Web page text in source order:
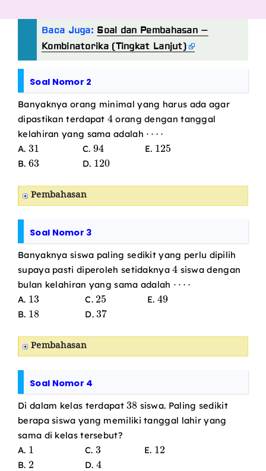
Baca Juga: Soal dan Pembahasan –
Kombinatorika (Tingkat Lanjut)
Soal Nomor 2
Banyaknya orang minimal yang harus ada agar
dipastikan terdapat
4
orang dengan tanggal
kelahiran yang sama adalah
⋯⋅
A.
31
C.
94
E.
125
B.
63
D.
120
Pembahasan
Soal Nomor 3
Banyaknya siswa paling sedikit yang perlu dipilih
supaya pasti diperoleh setidaknya
4
siswa dengan
bulan kelahiran yang sama adalah
⋯⋅
A.
13
C.
25
E.
49
B.
18
D.
37
Pembahasan
Soal Nomor 4
Di dalam kelas terdapat
38
siswa. Paling sedikit
berapa siswa yang memiliki tanggal lahir yang
sama di kelas tersebut?
A.
1
C.
3
E.
12
B.
2
D.
4